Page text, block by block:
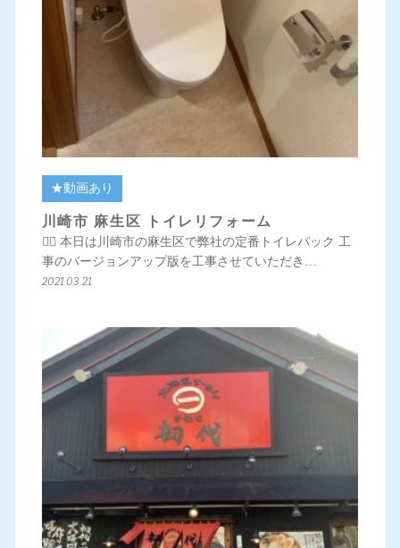
★動画あり
川崎市 麻生区 トイレリフォーム
💁‍♀️ 本日は川崎市の麻生区で弊社の定番トイレパック 工
事のバージョンアップ版を工事させていただき…
2021.03.21